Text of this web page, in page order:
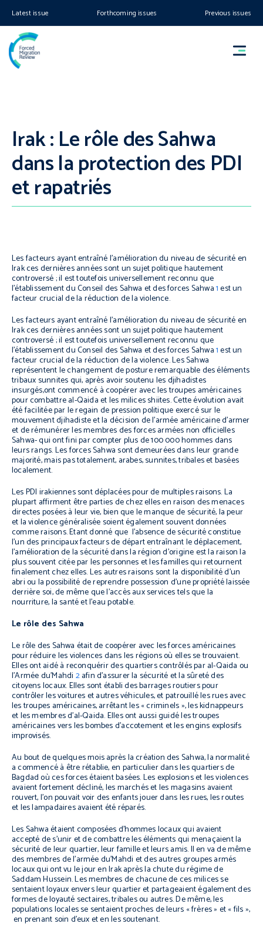
Latest issue Forthcoming issues Previous issues
Irak : Le rôle des Sahwa
dans la protection des PDI
et rapatriés
Les facteurs ayant entraîné l’amélioration du niveau de sécurité en
Irak ces dernières années sont un sujet politique hautement
controversé ; il est toutefois universellement reconnu que
l’établissement du Conseil des Sahwa et des forces Sahwa1est un
facteur crucial de la réduction de la violence.
Les facteurs ayant entraîné l’amélioration du niveau de sécurité en
Irak ces dernières années sont un sujet politique hautement
controversé ; il est toutefois universellement reconnu que
l’établissement du Conseil des Sahwa et des forces Sahwa1est un
facteur crucial de la réduction de la violence. Les Sahwa
représentent le changement de posture remarquable des éléments
tribaux sunnites qui, après avoir soutenu les djihadistes
insurgés,ont commencé à coopérer avec les troupes américaines
pour combattre al-Qaida et les milices shiites. Cette évolution avait
été facilitée par le regain de pression politique exercé sur le
mouvement djihadiste et la décision de l’armée américaine d’armer
et de rémunérer les membres des forces armées non officielles
Sahwa- qui ont fini par compter plus de 100 000 hommes dans
leurs rangs. Les forces Sahwa sont demeurées dans leur grande
majorité, mais pas totalement, arabes, sunnites, tribales et basées
localement.
Les PDI irakiennes sont déplacées pour de multiples raisons. La
plupart affirment être parties de chez elles en raison des menaces
directes posées à leur vie, bien que le manque de sécurité, la peur
et la violence généralisée soient également souvent données
comme raisons. Etant donné que l’absence de sécurité constitue
l’un des principaux facteurs de départ entraînant le déplacement,
l’amélioration de la sécurité dans la région d’origine est la raison la
plus souvent citée par les personnes et les familles qui retournent
finalement chez elles. Les autres raisons sont la disponibilité d’un
abri ou la possibilité de reprendre possession d’une propriété laissée
derrière soi, de même que l’accès aux services tels que la
nourriture, la santé et l’eau potable.
Le rôle des Sahwa
Le rôle des Sahwa était de coopérer avec les forces américaines
pour réduire les violences dans les régions où elles se trouvaient.
Elles ont aidé à reconquérir des quartiers contrôlés par al-Qaida ou
l’Armée du'Mahdi 2afin d’assurer la sécurité et la sûreté des
citoyens locaux. Elles sont établi des barrages routiers pour
contrôler les voitures et autres véhicules, et patrouillé les rues avec
les troupes américaines, arrêtant les « criminels », les kidnappeurs
et les membres d’al-Qaida. Elles ont aussi guidé les troupes
américaines vers les bombes d’accotement et les engins explosifs
improvisés.
Au bout de quelques mois après la création des Sahwa, la normalité
a commencé à être rétablie, en particulier dans les quartiers de
Bagdad où ces forces étaient basées. Les explosions et les violences
avaient fortement décliné, les marchés et les magasins avaient
rouvert, l’on pouvait voir des enfants jouer dans les rues, les routes
et les lampadaires avaient été réparés.
Les Sahwa étaient composées d’hommes locaux qui avaient
accepté de s’unir et de combattre les éléments qui menaçaient la
sécurité de leur quartier, leur famille et leurs amis. Il en va de même
des membres de l’armée du'Mahdi et des autres groupes armés
locaux qui ont vu le jour en Irak après la chute du régime de
Saddam Hussein. Les membres de chacune de ces milices se
sentaient loyaux envers leur quartier et partageaient également des
formes de loyauté sectaires, tribales ou autres. De même, les
populations locales se sentaient proches de leurs « frères » et « fils »,
en prenant soin d’eux et en les soutenant.